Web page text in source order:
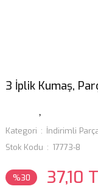
3 İplik Kumaş,
Kategori
İndirimli
Stok Kodu
17773-8
%30 37,10